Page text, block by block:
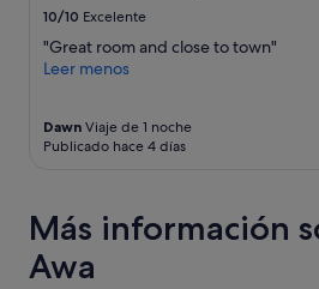
aplicarse
términos
10/10 Excelente
"Great room and close to town"
Leer menos
Dawn Viaje de 1 noche
Publicado hace 4 días
Más información
Awa